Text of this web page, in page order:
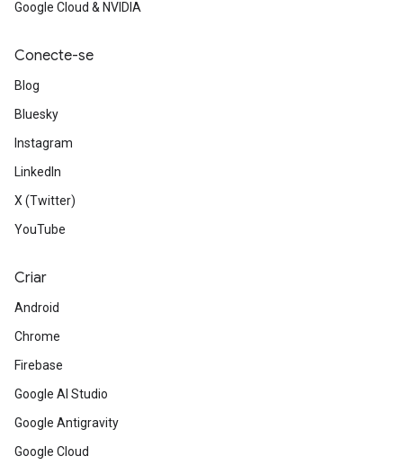
Google Cloud & NVIDIA
Conecte-se
Blog
Bluesky
Instagram
LinkedIn
X (Twitter)
YouTube
Criar
Android
Chrome
Firebase
Google AI Studio
Google Antigravity
Google Cloud